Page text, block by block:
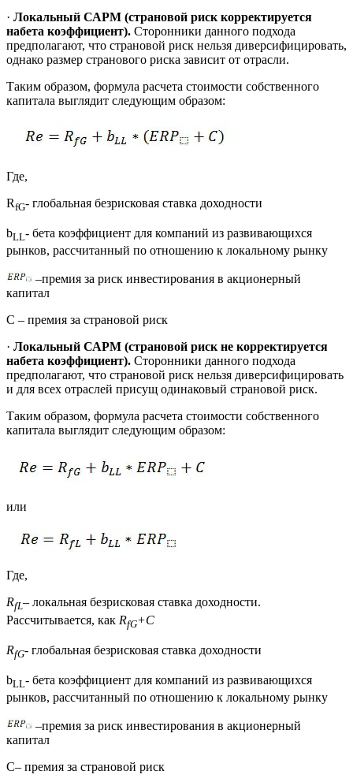
· Локальный САРМ (страновой риск корректируется
набета коэффициент). Сторонники данного подхода
предполагают, что страновой риск нельзя диверсифицировать,
однако размер странового риска зависит от отрасли.
Таким образом, формула расчета стоимости собственного
капитала выглядит следующим образом:
Где,
RfG- глобальная безрисковая ставка доходности
bLL- бета коэффициент для компаний из развивающихся
рынков, рассчитанный по отношению к локальному рынку
–премия за риск инвестирования в акционерный
капитал
C – премия за страновой риск
· Локальный САРМ (страновой риск не корректируется
набета коэффициент). Сторонники данного подхода
предполагают, что страновой риск нельзя диверсифицировать
и для всех отраслей присущ одинаковый страновой риск.
Таким образом, формула расчета стоимости собственного
капитала выглядит следующим образом:
или
Где,
RfL– локальная безрисковая ставка доходности.
Рассчитывается, как RfG+C
RfG- глобальная безрисковая ставка доходности
bLL- бета коэффициент для компаний из развивающихся
рынков, рассчитанный по отношению к локальному рынку
–премия за риск инвестирования в акционерный
капитал
C– премия за страновой риск